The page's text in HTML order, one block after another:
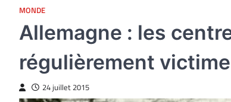
MONDE
Allemagne : les
régulièrement
24 juillet 2015